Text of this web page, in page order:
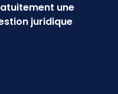
une
juridique